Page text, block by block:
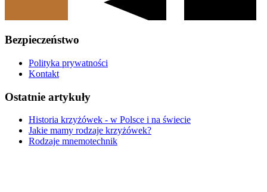
Bezpieczeństwo
Polityka prywatności
Kontakt
Ostatnie artykuły
Historia krzyżówek - w Polsce i na świecie
Jakie mamy rodzaje krzyżówek?
Rodzaje mnemotechnik